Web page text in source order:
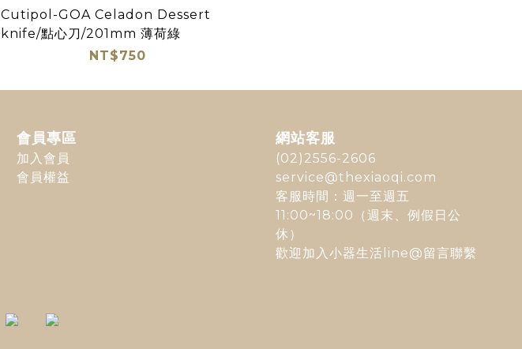
Cutipol-GOA Celadon Dessert
knife/點心刀/201mm 薄荷綠
NT$750
會員專區
加入會員
會員權益
網站客服
(02)2556-2606
service@thexiaoqi.com
客服時間：週一至週五
11:00~18:00（週末、例假日公
休）
歡迎加入 小器生活line@留言聯繫